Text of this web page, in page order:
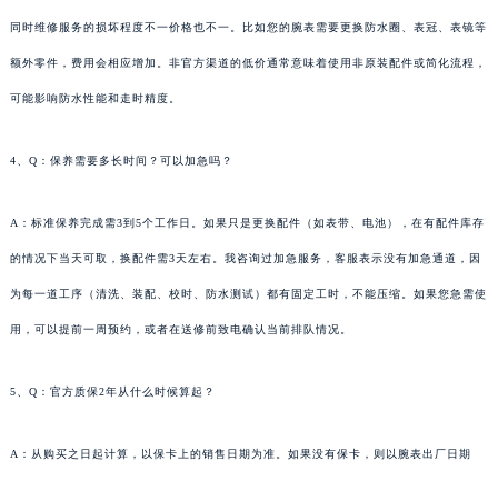
同时维修服务的损坏程度不一价格也不一。比如您的腕表需要更换防水圈、表冠、表镜等
额外零件，费用会相应增加。非官方渠道的低价通常意味着使用非原装配件或简化流程，
可能影响防水性能和走时精度。
4、Q：保养需要多长时间？可以加急吗？
A：标准保养完成需3到5个工作日。如果只是更换配件（如表带、电池），在有配件库存
的情况下当天可取，换配件需3天左右。我咨询过加急服务，客服表示没有加急通道，因
为每一道工序（清洗、装配、校时、防水测试）都有固定工时，不能压缩。如果您急需使
用，可以提前一周预约，或者在送修前致电确认当前排队情况。
5、Q：官方质保2年从什么时候算起？
A：从购买之日起计算，以保卡上的销售日期为准。如果没有保卡，则以腕表出厂日期